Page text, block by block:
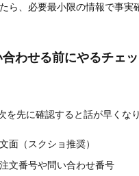
ら、必要最小限の情報で事実
わせる前にやるチェ
を先に確認すると話が早くなり
面（スクショ推奨）
文番号や問い合わせ番号